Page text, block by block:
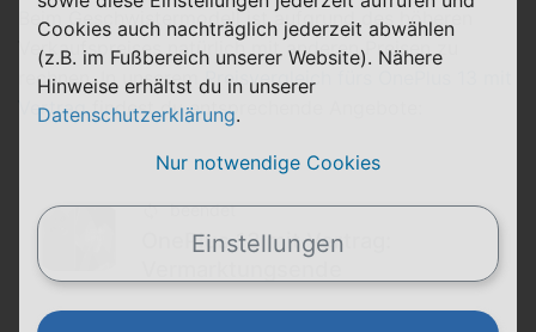
Beim Geschwistermodell ist aufgrund des höheren
Verkaufspreises natürlich mit anderen Preisen zu
rechnen. In unseremPreisvergleich fürs OnePlus 13 mit
Vertragfindest du entsprechende Angebote:
beendet
OnePlus 13 mit Vertrag:
Cookies auch nachträglich jederzeit abwählen
(z.B. im Fußbereich unserer Website). Nähere
Hinweise erhältst du in unserer
Datenschutzerklärung.
Nur notwendige Cookies
Einstellungen